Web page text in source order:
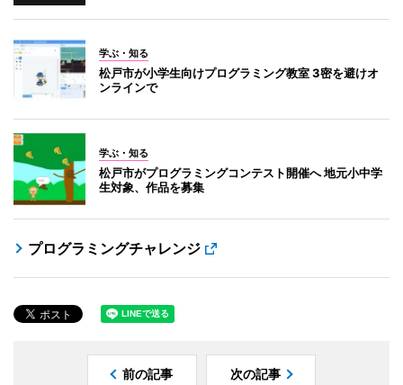
学ぶ・知る
松戸市が小学生向けプログラミング教室 3密を避けオ
ンラインで
学ぶ・知る
松戸市がプログラミングコンテスト開催へ 地元小中学
生対象、作品を募集
プログラミングチャレンジ
前の記事 次の記事